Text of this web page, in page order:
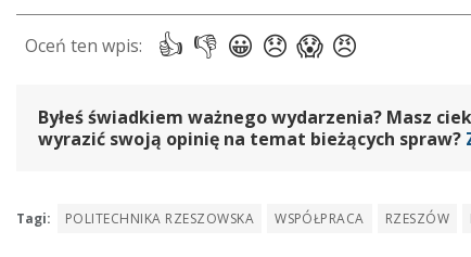
Byłeś świadkiem ważnego wydarzenia? Masz
wyrazić swoją opinię na temat bieżących spraw?
Tagi: POLITECHNIKA RZESZOWSKA WSPÓŁPRACA RZESZÓW